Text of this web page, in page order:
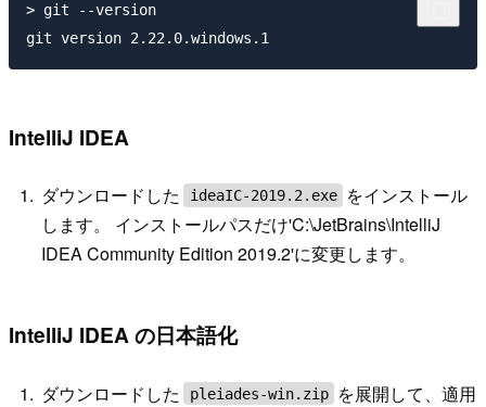
> git --version
IntelliJ IDEA
ダウンロードした ideaIC-2019.2.exe
をインストール
します。 インストールパスだけ'C:\JetBrains\IntelliJ
IDEA Community Edition 2019.2'に変更します。
IntelliJ IDEA の日本語化
ダウンロードした pleiades-win.zip
を展開して、適用